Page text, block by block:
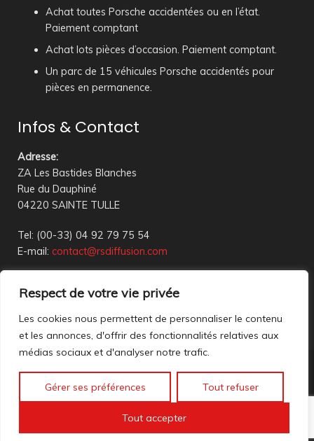
Respect de votre vie privée
Les cookies nous permettent de personnaliser le contenu
et les annonces, d'offrir des fonctionnalités relatives aux
médias sociaux et d'analyser notre trafic.
Gérer ses préférences Tout refuser
Tout accepter
Achat toutes Porsche accidentées ou en l’état.
Paiement comptant
Achat lots pièces d’occasion. Paiement comptant.
Un parc de 15 véhicules Porsche accidentés pour
pièces en permanence.
Infos & Contact
Adresse:
ZA Les Bastides Blanches
Rue du Dauphiné
04220 SAINTE TULLE
Tel: (00-33) 04 92 79 75 54
E-mail: contact@rsdiffusion.com
18h00
Réception en magasin sur rendez-vous uniquement
Nous contacter
Mentions légales
Accéder à nos anciennes annonces